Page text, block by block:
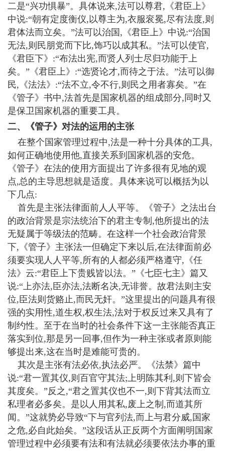
二是“兴功惧暴”。具体说来,法可以尊君,《君臣上》
中说:“朝有定度衡仪,以尊主为,衣服衮冕,尽有法度,则
君体法而立矣。”法可以治国,《君臣上》中说:“治国
无法,则民朋党而下比,饰巧以成其私。”法可以使官,
《君臣下》:“布法出宪,而贤人列士尽归功能于上
矣。”《君臣上》:“选贤论才,而待之于法。”法可以御
民,《法法》:“法不立,令不行,则民之用者寡矣。”在
《管子》书中,法首先是国家机器的组成部分,同时又
是保卫国家机器的重要工具。
二、《管子》对法的运用的主张
在整个国家管理过程中,法是一种十分具体的工具,
如何正确地使用他,直接关系到国家机器的安危。
《管子》在法的使用方面提出了许多很有见地的观
点,总的主导思想就是适度。具体来说可以概括为以
下几点:
首先是主张法律面前人人平等。《管子》之法出台
的政治背景是宗法统治下的君主专制,他所提出的法
无疑属于等级法的范畴。在这样一个社会政治背景
下,《管子》主张法一但确定下来以后,在法律面前必
须要实现人人平等,所有的人都必须严格遵守,《任
法》云:“君臣上下贵贱皆以法。”《七臣七主》篇又
说:“上亦法,臣亦法,法断名决,无诽誉。故君法则主安
位,臣法则货赂止,而民无奸。”这里提出的问题具有很
强的实用性,道生权,权生法,法对于权反过来又具有了
制约性。至于在当时的社会条件下这一主张能否真正
落实到位,那是另一回事,但作为一种主张或者原则能
够提出来,这在当时是难能可贵的。
其次是主张有法必依,执法必严。《法禁》篇中
说:“君一置其仪,则百官守其法;上明陈其利,则下皆会
其度矣。”反之,“君之置其仪也不一,则下背其法而立
私理者必多矣。是以人用其私,废上之制,而道其所
闻。”这就势必导致“下与官列法,而上与君分威,国家
之危,必自此始矣。”这段话从正反两个方面阐明国家
管理过程中必须要有法和有法就必须要依法办事的重